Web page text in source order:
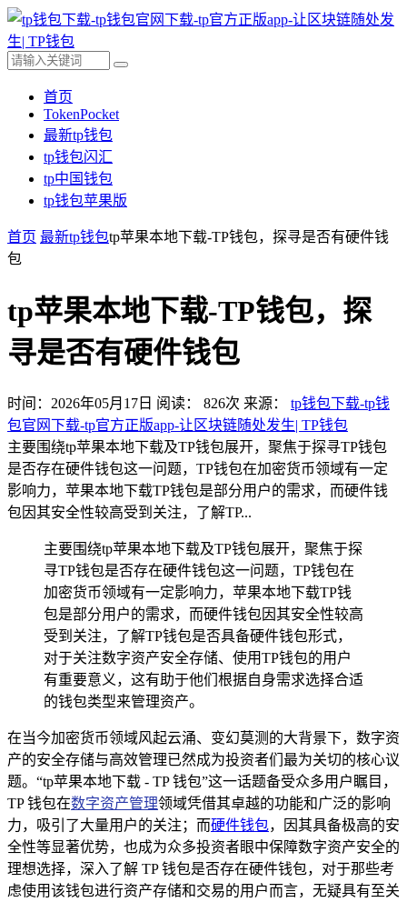
首页
TokenPocket
最新tp钱包
tp钱包闪汇
tp中国钱包
tp钱包苹果版
首页 最新tp钱包tp苹果本地下载-TP钱包，探寻是否有硬件钱
包
tp苹果本地下载-TP钱包，探
寻是否有硬件钱包
时间：2026年05月17日 阅读： 826次 来源： tp钱包下载-tp钱
包官网下载-tp官方正版app-让区块链随处发生| TP钱包
主要围绕tp苹果本地下载及TP钱包展开，聚焦于探寻TP钱包
是否存在硬件钱包这一问题，TP钱包在加密货币领域有一定
影响力，苹果本地下载TP钱包是部分用户的需求，而硬件钱
包因其安全性较高受到关注，了解TP...
主要围绕tp苹果本地下载及TP钱包展开，聚焦于探
寻TP钱包是否存在硬件钱包这一问题，TP钱包在
加密货币领域有一定影响力，苹果本地下载TP钱
包是部分用户的需求，而硬件钱包因其安全性较高
受到关注，了解TP钱包是否具备硬件钱包形式，
对于关注数字资产安全存储、使用TP钱包的用户
有重要意义，这有助于他们根据自身需求选择合适
的钱包类型来管理资产。
在当今加密货币领域风起云涌、变幻莫测的大背景下，数字资
产的安全存储与高效管理已然成为投资者们最为关切的核心议
题。“tp苹果本地下载 - TP 钱包”这一话题备受众多用户瞩目，
TP 钱包在数字资产管理领域凭借其卓越的功能和广泛的影响
力，吸引了大量用户的关注；而硬件钱包，因其具备极高的安
全性等显著优势，也成为众多投资者眼中保障数字资产安全的
理想选择，深入了解 TP 钱包是否存在硬件钱包，对于那些考
虑使用该钱包进行资产存储和交易的用户而言，无疑具有至关